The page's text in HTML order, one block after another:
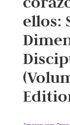
ellos: